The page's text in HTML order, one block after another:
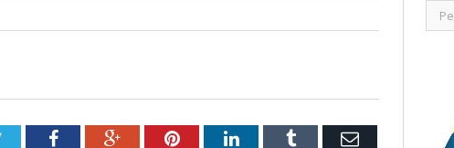
TwitterFacebookGoogle+PinterestLinkedInTumblr Email